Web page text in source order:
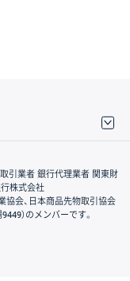
引業者 銀行代理業者 関東財
行株式会社
協会、日本商品先物取引協会
）のメンバーです。